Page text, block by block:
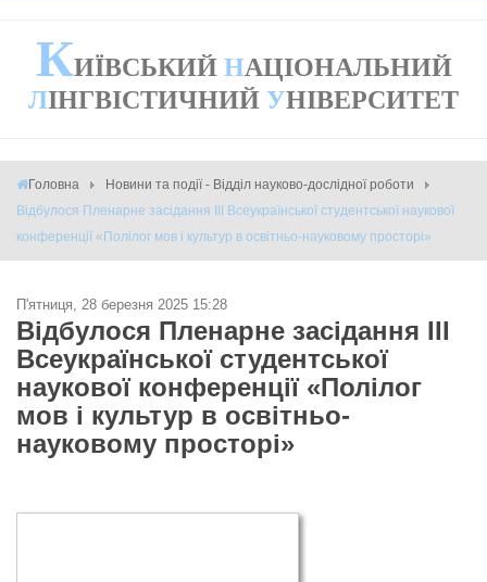
КИЇВСЬКИЙ НАЦІОНАЛЬНИЙ
ЛІНГВІСТИЧНИЙ УНІВЕРСИТЕТ
Головна
Новини та події - Відділ науково-дослідної роботи
Відбулося Пленарне засідання ІІІ Всеукраїнської студентської наукової
конференції «Полілог мов і культур в освітньо-науковому просторі»
П'ятниця, 28 березня 2025 15:28
Відбулося Пленарне засідання ІІІ
Всеукраїнської студентської
наукової конференції «Полілог
мов і культур в освітньо-
науковому просторі»